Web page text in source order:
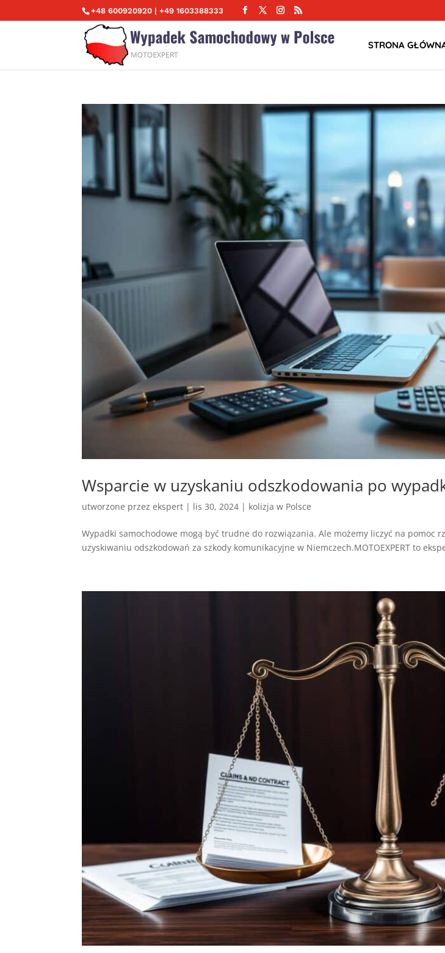
+48 600920920 | +49 1603388333
STRONA
Wsparcie w uzyskaniu odszkodowania po
utworzone przezekspert | lis 30, 2024 | kolizja w Polsce
Wypadki samochodowe mogą być trudne do rozwiązania. Ale możemy liczyć na pomoc
uzyskiwaniu odszkodowań za szkody komunikacyjne w Niemczech.MOTOEXPERT to